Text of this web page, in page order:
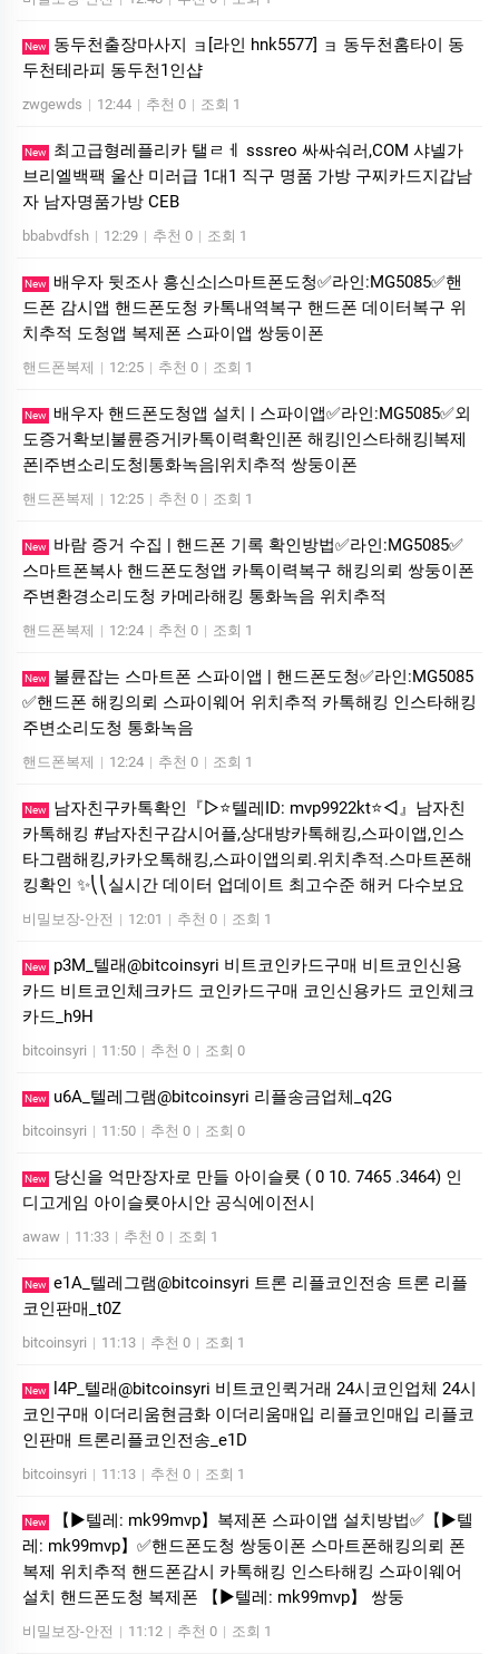
New
동두천출장마사지 ョ[라인 hnk5577] ョ 동두천홈타이 동
두천테라피 동두천1인샵
zwgewds | 12:44 | 추천 0 | 조회 1
New
최고급형레플리카 탤ㄹㅔ sssreo 싸싸숴러,COM 샤넬가
브리엘백팩 울산 미러급 1대1 직구 명품 가방 구찌카드지갑남
자 남자명품가방 CEB
bbabvdfsh | 12:29 | 추천 0 | 조회 1
New 배우자 뒷조사 흥신소|스마트폰도청✅라인:MG5085✅핸
드폰 감시앱 핸드폰도청 카톡내역복구 핸드폰 데이터복구 위
치추적 도청앱 복제폰 스파이앱 쌍둥이폰
핸드폰복제 | 12:25 | 추천 0 | 조회 1
New 배우자 핸드폰도청앱 설치 | 스파이앱✅라인:MG5085✅외
도증거확보|불륜증거|카톡이력확인|폰 해킹|인스타해킹|복제
폰|주변소리도청|통화녹음|위치추적 쌍둥이폰
핸드폰복제 | 12:25 | 추천 0 | 조회 1
New
바람 증거 수집 | 핸드폰 기록 확인방법✅라인:MG5085✅
스마트폰복사 핸드폰도청앱 카톡이력복구 해킹의뢰 쌍둥이폰
주변환경소리도청 카메라해킹 통화녹음 위치추적
핸드폰복제 | 12:24 | 추천 0 | 조회 1
New
불륜잡는 스마트폰 스파이앱 | 핸드폰도청✅라인:MG5085
✅핸드폰 해킹의뢰 스파이웨어 위치추적 카톡해킹 인스타해킹
주변소리도청 통화녹음
핸드폰복제 | 12:24 | 추천 0 | 조회 1
New
남자친구카톡확인『▷⭐텔레ID: mvp9922kt⭐◁』남자친
카톡해킹 #남자친구감시어플,상대방카톡해킹,스파이앱,인스
타그램해킹,카카오톡해킹,스파이앱의뢰.위치추적.스마트폰해
킹확인 ✨⎝⎝실시간 데이터 업데이트 최고수준 해커 다수보요
비밀보장-안전 | 12:01 | 추천 0 | 조회 1
New
p3M_텔래@bitcoinsyri 비트코인카드구매 비트코인신용
카드 비트코인체크카드 코인카드구매 코인신용카드 코인체크
카드_h9H
bitcoinsyri | 11:50 | 추천 0 | 조회 0
New u6A_텔레그램@bitcoinsyri 리플송금업체_q2G
bitcoinsyri | 11:50 | 추천 0 | 조회 0
New
당신을 억만장자로 만들 아이슬룟 ( 0 10. 7465 .3464) 인
디­고게­임 아이슬룟아시안 공식에이전시
awaw | 11:33 | 추천 0 | 조회 1
New e1A_텔레그램@bitcoinsyri 트론 리플코인전송 트론 리플
코인판매_t0Z
bitcoinsyri | 11:13 | 추천 0 | 조회 1
New
l4P_텔래@bitcoinsyri 비트코인퀵거래 24시코인업체 24시
코인구매 이더리움현금화 이더리움매입 리플코인매입 리플코
인판매 트론리플코인전송_e1D
bitcoinsyri | 11:13 | 추천 0 | 조회 1
New
【▶텔레: mk99mvp】복제폰 스파이앱 설치방법✅【▶텔
레: mk99mvp】✅핸드폰도청 쌍둥이폰 스마트폰해킹의뢰 폰
복제 위치추적 핸드폰감시 카톡해킹 인스타해킹 스파이웨어
설치 핸드폰도청 복제폰 【▶텔레: mk99mvp】 쌍둥
비밀보장-안전 | 11:12 | 추천 0 | 조회 1